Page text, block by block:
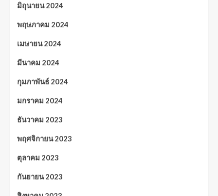
มิถุนายน 2024
พฤษภาคม 2024
เมษายน 2024
มีนาคม 2024
กุมภาพันธ์ 2024
มกราคม 2024
ธันวาคม 2023
พฤศจิกายน 2023
ตุลาคม 2023
กันยายน 2023